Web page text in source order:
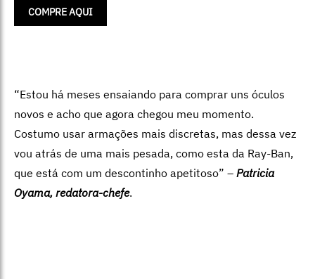
COMPRE AQUI
“Estou há meses ensaiando para comprar uns óculos
novos e acho que agora chegou meu momento.
Costumo usar armações mais discretas, mas dessa vez
vou atrás de uma mais pesada, como esta da Ray-Ban,
que está com um descontinho apetitoso” – Patricia
Oyama, redatora-chefe.